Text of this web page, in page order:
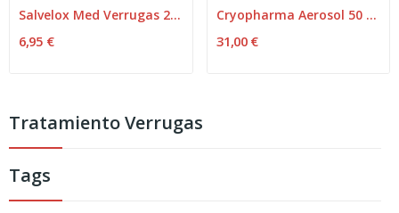
Tratamiento Verrugas
Tags
Salvelox Med Verrugas 20 Apositos
6,95 €
Cryopharma Aerosol 50 ml
31,00 €